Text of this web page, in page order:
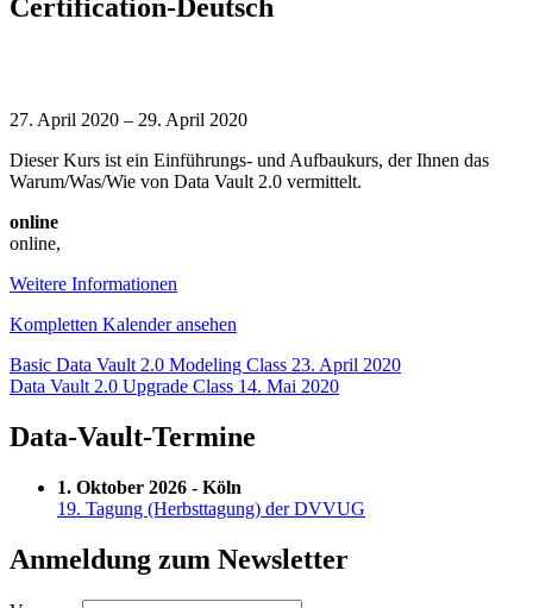
Certification-Deutsch
Vault
Boot
Camp
Certification-
Deutsch
27. April 2020 – 29. April 2020
Dieser Kurs ist ein Einführungs- und Aufbaukurs, der Ihnen das
Warum/Was/Wie von Data Vault 2.0 vermittelt.
online
online,
Weitere Informationen
Kompletten Kalender ansehen
Beitragsnavigation
Basic Data Vault 2.0 Modeling Class 23. April 2020
Data Vault 2.0 Upgrade Class 14. Mai 2020
Data-Vault-Termine
1. Oktober 2026 - Köln
19. Tagung (Herbsttagung) der DVVUG
Anmeldung zum Newsletter